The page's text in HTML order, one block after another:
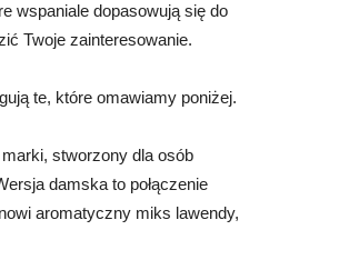
wspaniale dopasowują się do
Twoje zainteresowanie.
te, które omawiamy poniżej.
stworzony dla osób
damska to połączenie
aromatyczny miks lawendy,